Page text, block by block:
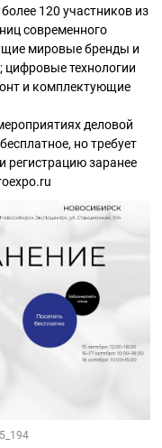
120 участников из
современного
мировые бренды и
цифровые технологии
и комплектующие
деловой
но требует
регистрацию заранее